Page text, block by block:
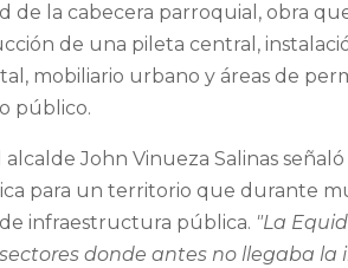
de la cabecera parroquial, obra
de una pileta central,
mobiliario urbano y áreas de
público.
John Vinueza Salinas
para un territorio que durante
infraestructura pública. "La
donde antes no llegaba la